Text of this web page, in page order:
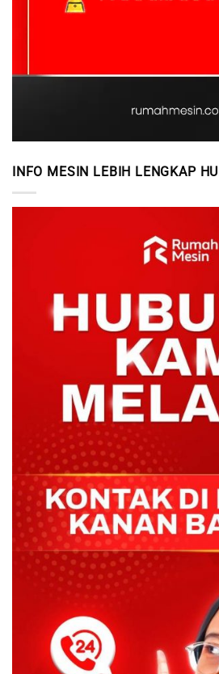
INFO MESIN LEBIH LENGKAP